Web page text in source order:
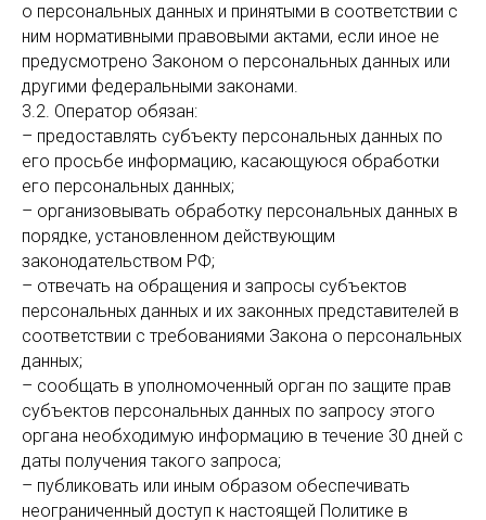
о персональных данных и принятыми в соответствии с
ним нормативными правовыми актами, если иное не
предусмотрено Законом о персональных данных или
другими федеральными законами.
3.2. Оператор обязан:
– предоставлять субъекту персональных данных по
его просьбе информацию, касающуюся обработки
его персональных данных;
– организовывать обработку персональных данных в
порядке, установленном действующим
законодательством РФ;
– отвечать на обращения и запросы субъектов
персональных данных и их законных представителей в
соответствии с требованиями Закона о персональных
данных;
– сообщать в уполномоченный орган по защите прав
субъектов персональных данных по запросу этого
органа необходимую информацию в течение 30 дней с
даты получения такого запроса;
– публиковать или иным образом обеспечивать
неограниченный доступ к настоящей Политике в